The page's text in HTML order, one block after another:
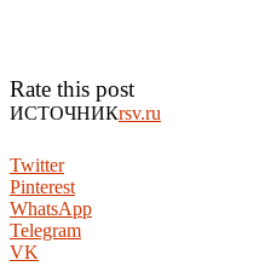
Rate this post
ИСТОЧНИКrsv.ru
Twitter
Pinterest
WhatsApp
Telegram
VK